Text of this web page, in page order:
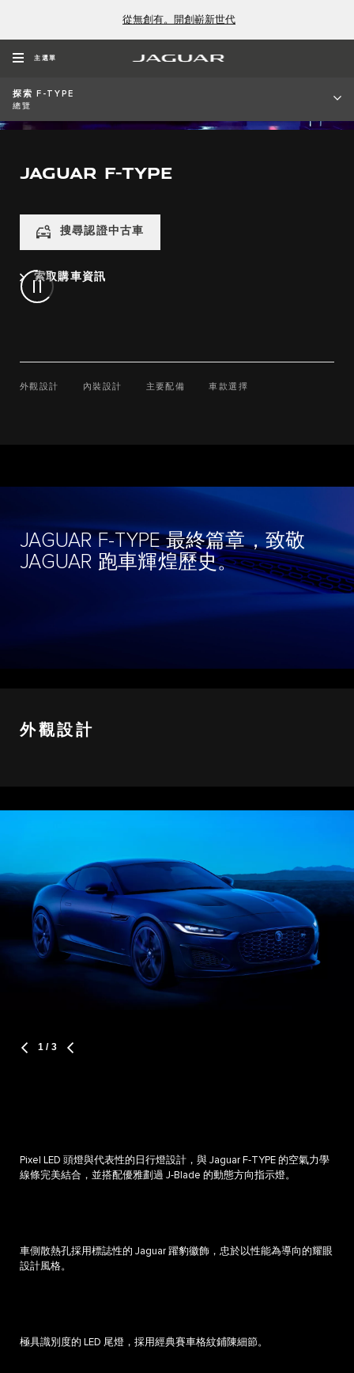
從無創有。開創嶄新世代
主選單
探索 F-TYPE
總覽
JAGUAR F-TYPE
搜尋認證中古車
索取購車資訊
外觀設計 內裝設計 主要配備 車款選擇
JAGUAR F-TYPE 最終篇章，致敬
JAGUAR 跑車輝煌歷史。
外觀設計
1 / 3
Pixel LED 頭燈與代表性的日行燈設計，與 Jaguar F‑TYPE 的空氣力學
線條完美結合，並搭配優雅劃過 J-Blade 的動態方向指示燈。
車側散熱孔採用標誌性的 Jaguar 躍豹徽飾，忠於以性能為導向的耀眼
設計風格。
極具識別度的 LED 尾燈，採用經典賽車格紋鋪陳細節。